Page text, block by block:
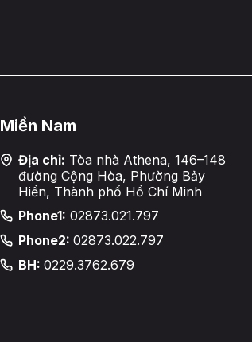
Miền Nam
Địa chỉ: Tòa nhà Athena, 146–148
đường Cộng Hòa, Phường Bảy
Hiền, Thành phố Hồ Chí Minh
Phone1: 02873.021.797
Phone2: 02873.022.797
BH: 0229.3762.679